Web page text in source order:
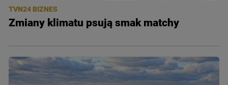
TVN24 BIZNES
Zmiany klimatu psują smak matchy